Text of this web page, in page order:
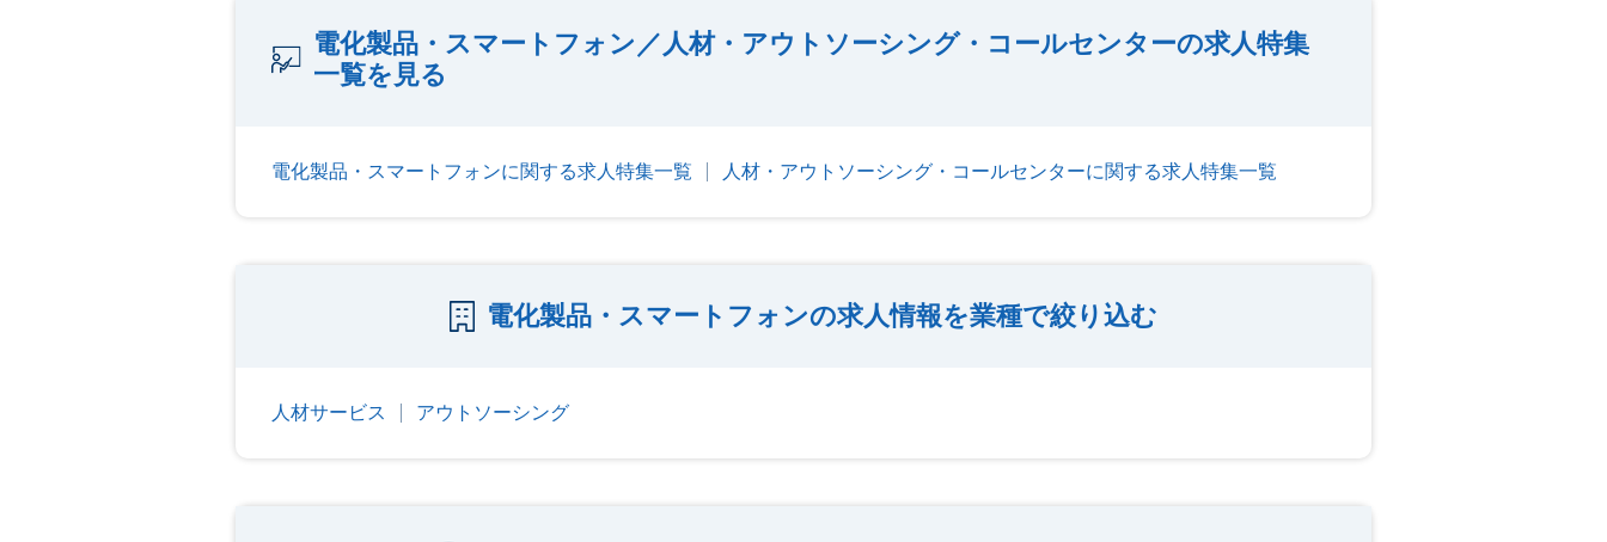
電化製品・スマートフォン／人材・アウトソーシング・コールセンターの求人特集
一覧を見る
電化製品・スマートフォンに関する求人特集一覧 人材・アウトソーシング・コールセンターに関する求人特集一覧
電化製品・スマートフォンの求人情報を業種で絞り込む
人材サービス アウトソーシング